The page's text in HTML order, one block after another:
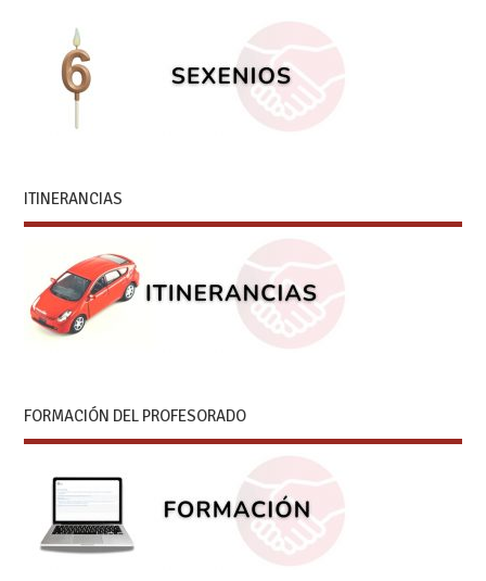
ITINERANCIAS
FORMACIÓN DEL PROFESORADO